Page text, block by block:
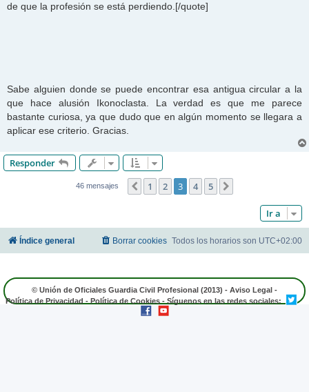
de que la profesión se está perdiendo.[/quote]
Sabe alguien donde se puede encontrar esa antigua circular a la
que hace alusión Ikonoclasta. La verdad es que me parece
bastante curiosa, ya que dudo que en algún momento se llegara a
aplicar ese criterio. Gracias.
Responder
46 mensajes Anterior
1 2 3 4 5
Ir a
Índice general Todos los horarios son UTC+02:00
Borrar cookies
© Unión de Oficiales Guardia Civil Profesional (2013) - Aviso Legal -
Política de Privacidad - Política de Cookies - Síguenos en las redes sociales: